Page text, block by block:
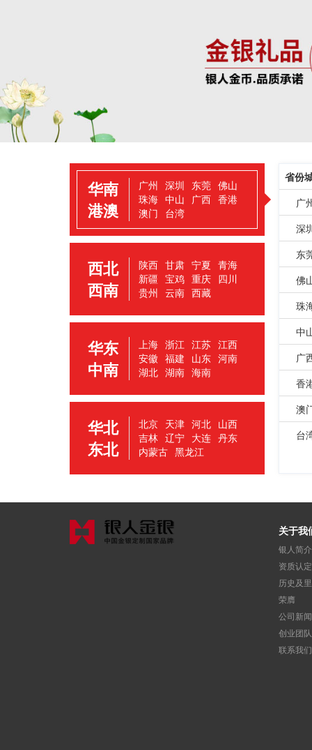
华南
港澳
广州 深圳 东莞 佛山
珠海 中山 广西 香港
澳门 台湾
西北
西南
陕西 甘肃 宁夏 青海
新疆 宝鸡 重庆 四川
贵州 云南 西藏
华东
中南
上海 浙江 江苏 江西
安徽 福建 山东 河南
湖北 湖南 海南
华北
东北
北京 天津 河北 山西
吉林 辽宁 大连 丹东
内蒙古 黑龙江
省份
广
深
东
佛
珠
中
广
香
澳
台
关于我
银人简介
资质认定
历史及
荣膺
公司新
创业团队
联系我们